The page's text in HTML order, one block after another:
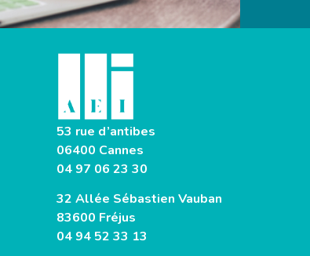
53 rue d’antibes
06400 Cannes
04 97 06 23 30
32 Allée Sébastien Vauban
83600 Fréjus
04 94 52 33 13